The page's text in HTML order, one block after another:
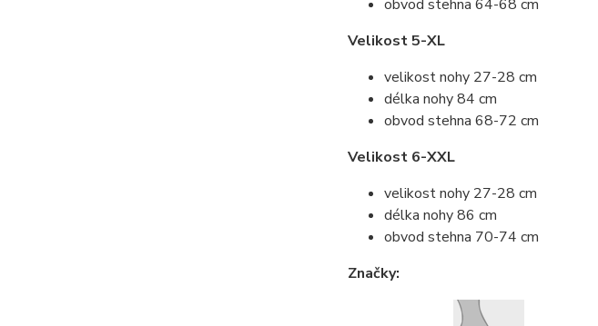
obvod stehna 64-68 cm
Velikost 5-XL
velikost nohy 27-28 cm
délka nohy 84 cm
obvod stehna 68-72 cm
Velikost 6-XXL
velikost nohy 27-28 cm
délka nohy 86 cm
obvod stehna 70-74 cm
Značky: